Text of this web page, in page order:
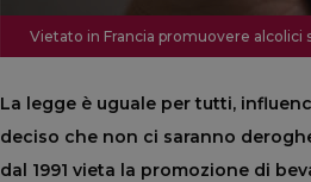
Vietato in Francia promuovere alcolici
La legge è uguale per tutti,
deciso che non ci saranno
dal 1991 vieta la promozione di